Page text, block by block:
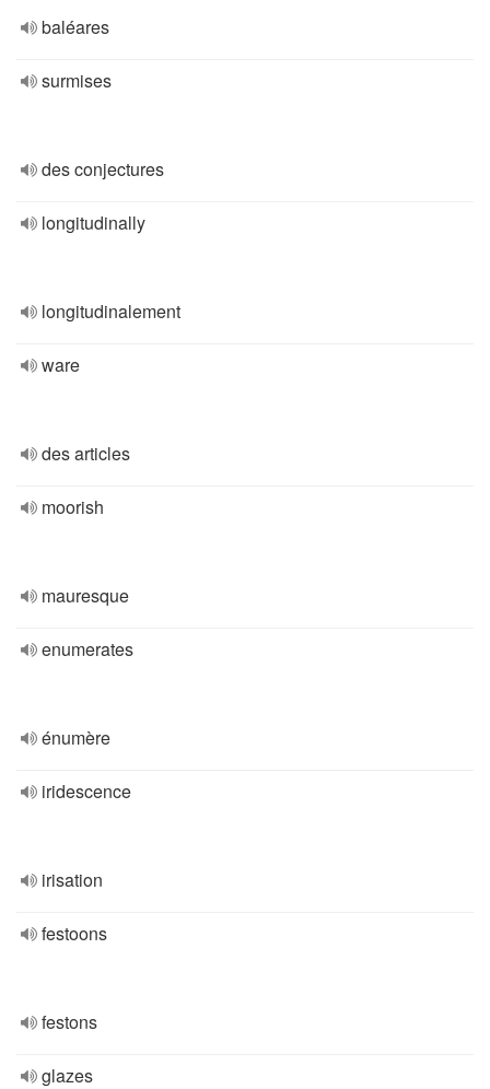
baléares
surmises
des conjectures
longitudinally
longitudinalement
ware
des articles
moorish
mauresque
enumerates
énumère
iridescence
irisation
festoons
festons
glazes